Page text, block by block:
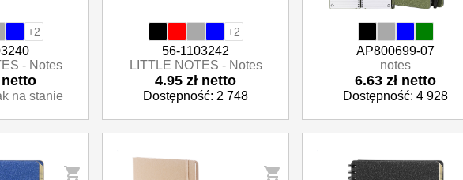
+2
- Notes
netto
na stanie
+2
56-1103242
LITTLE NOTES - Notes
4.95 zł netto
Dostępność: 2 748
AP800699-07
notes
6.63 zł netto
Dostępność: 4 928